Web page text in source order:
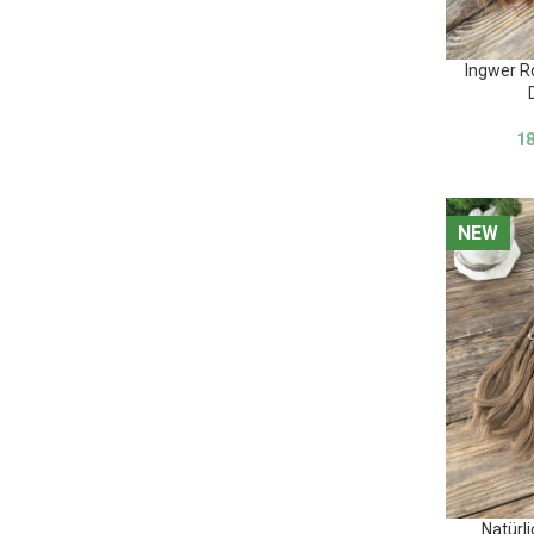
Ingwer
NEW
NEW